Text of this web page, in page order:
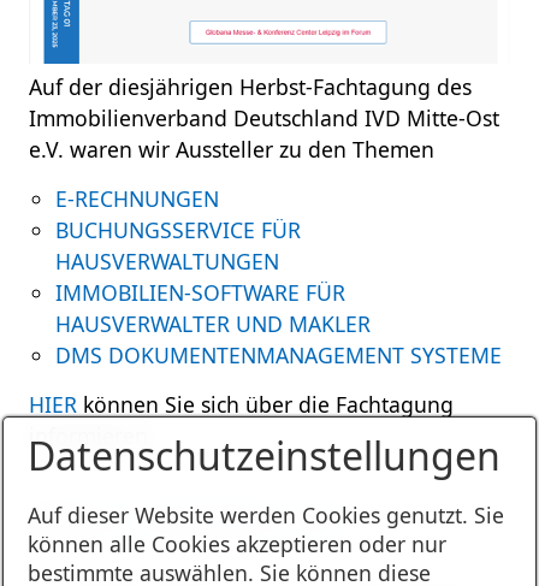
Auf der diesjährigen Herbst-Fachtagung des
Immobilienverband Deutschland IVD Mitte-Ost
e.V. waren wir Aussteller zu den Themen
E-RECHNUNGEN
BUCHUNGSSERVICE FÜR
HAUSVERWALTUNGEN
IMMOBILIEN-SOFTWARE FÜR
HAUSVERWALTER UND MAKLER
DMS DOKUMENTENMANAGEMENT SYSTEME
HIER können Sie sich über die Fachtagung
informieren.
Tags:IVD FACHTAGUNG 2025
Datenschutzeinstellungen
Auf dieser Website werden Cookies genutzt. Sie
können alle Cookies akzeptieren oder nur
bestimmte auswählen. Sie können diese